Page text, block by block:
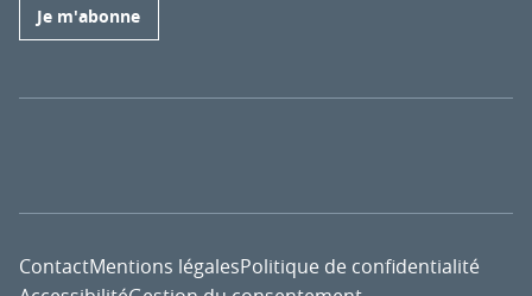
Je m'abonne
ContactMentions légalesPolitique de confidentialité